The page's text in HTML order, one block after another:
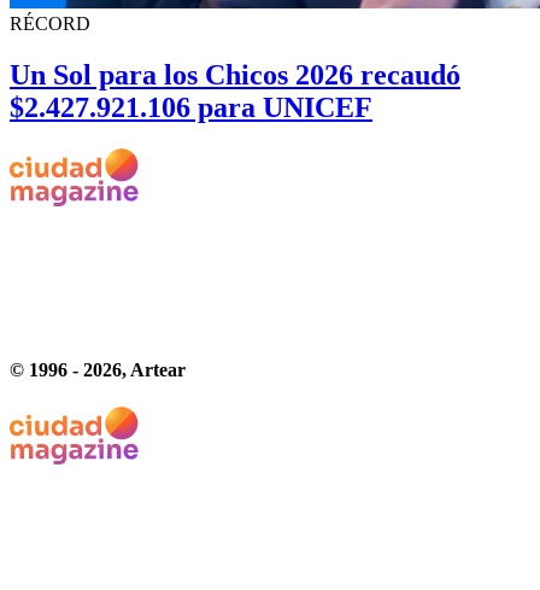
RÉCORD
Un Sol para los Chicos 2026 recaudó
$2.427.921.106 para UNICEF
© 1996 - 2026, Artear